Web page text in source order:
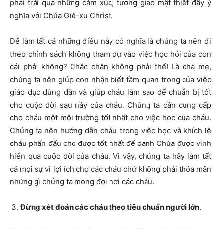
phải trải qua những cảm xúc, tương giao mật thiết đầy ý
nghĩa với Chúa Giê-xu Christ.
Để làm tất cả những điều này có nghĩa là chúng ta nên đi
theo chính sách không tham dự vào việc học hỏi của con
cái phải không? Chắc chắn không phải thế! Là cha mẹ,
chúng ta nên giúp con nhận biết tầm quan trọng của việc
giáo dục đúng đắn và giúp cháu làm sao để chuẩn bị tốt
cho cuộc đời sau nầy của cháu. Chúng ta cần cung cấp
cho cháu một môi trường tốt nhất cho việc học của cháu.
Chúng ta nên hướng dẫn cháu trong việc học và khích lệ
cháu phấn đấu cho được tốt nhất để danh Chúa được vinh
hiển qua cuộc đời của cháu. Vì vậy, chúng ta hãy làm tất
cả mọi sự vì lợi ích cho các cháu chứ không phải thỏa mãn
những gì chúng ta mong đợi nơi các cháu.
Đừng xét đoán các cháu theo tiêu chuẩn người lớn.